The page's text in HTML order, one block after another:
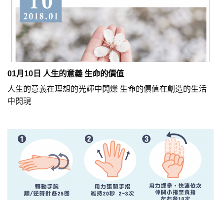
01月10日 人生的意義 生命的價值
人生的意義在理想的光輝中閃爍 生命的價值在創造的生活
中閃現